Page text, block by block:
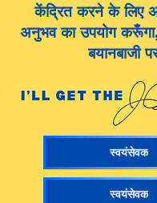
केंद्रित करने के लिए
अनुभव का उपयोग
बयानबाजी
स्वयंसेवक
स्वयंसेवक